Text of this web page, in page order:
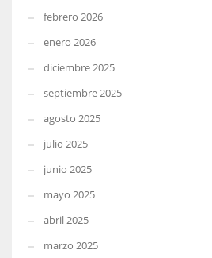
febrero 2026
enero 2026
diciembre 2025
septiembre 2025
agosto 2025
julio 2025
junio 2025
mayo 2025
abril 2025
marzo 2025